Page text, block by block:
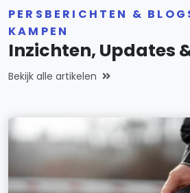
PERSBERICHTEN &
KAMPEN
Inzichten, Updates
Bekijk alle artikelen